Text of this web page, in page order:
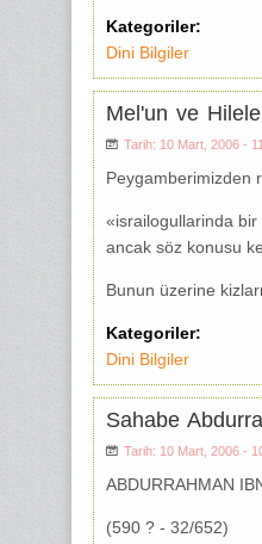
Kategoriler:
Dini Bilgiler
Mel'un ve
Tarih: 10 Mart, 2006 -
Peygamberimizden
«israilogullarinda
ancak söz konusu
Bunun üzerine
Kategoriler:
Dini Bilgiler
Sahabe
Tarih: 10 Mart, 2006 -
ABDURRAHMAN
(590 ? - 32/652)